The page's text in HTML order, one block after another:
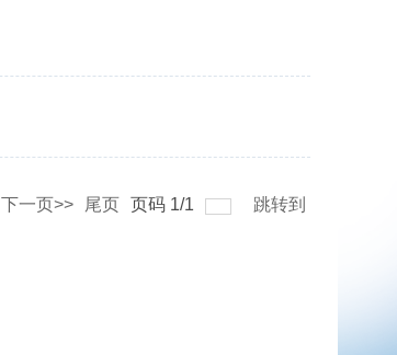
下一页>> 尾页 页码 1/1 跳转到